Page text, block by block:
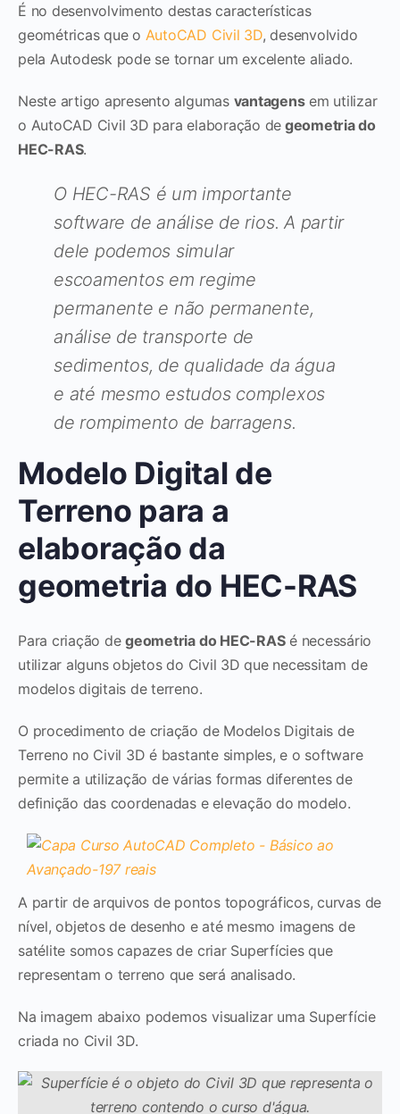
É no desenvolvimento destas características
geométricas que o AutoCAD Civil 3D, desenvolvido
pela Autodesk pode se tornar um excelente aliado.
Neste artigo apresento algumas vantagensem utilizar
o AutoCAD Civil 3D para elaboração de geometria do
HEC-RAS.
O HEC-RAS é um importante
software de análise de rios. A partir
dele podemos simular
escoamentos em regime
permanente e não permanente,
análise de transporte de
sedimentos, de qualidade da água
e até mesmo estudos complexos
de rompimento de barragens.
Modelo Digital de
Terreno para a
elaboração da
geometria do HEC-RAS
Para criação degeometria do HEC-RASé necessário
utilizar alguns objetos do Civil 3D que necessitam de
modelos digitais de terreno.
O procedimento de criação de Modelos Digitais de
Terreno no Civil 3D é bastante simples, e o software
permite a utilização de várias formas diferentes de
definição das coordenadas e elevação do modelo.
A partir de arquivos de pontos topográficos, curvas de
nível, objetos de desenho e até mesmo imagens de
satélite somos capazes de criar Superfícies que
representam o terreno que será analisado.
Na imagem abaixo podemos visualizar uma Superfície
criada no Civil 3D.